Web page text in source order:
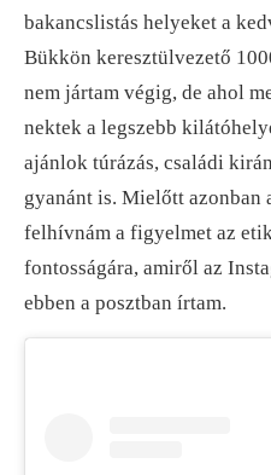
bakancslistás helyeket a
Bükkön keresztülvezető
nem jártam végig, de ahol
nektek a legszebb
ajánlok túrázás, családi
gyanánt is. Mielőtt azonban
felhívnám a figyelmet az
fontosságára, amiről az
ebben a posztban írtam.